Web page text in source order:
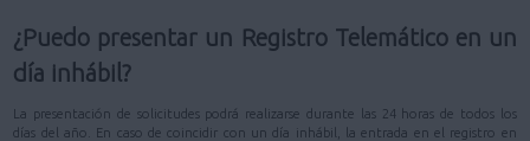
¿Puedo presentar un Registro Telemático en un
día inhábil?
La presentación de solicitudes podrá realizarse durante las 24 horas de todos los
días del año. En caso de coincidir con un día inhábil, la entrada en el registro en